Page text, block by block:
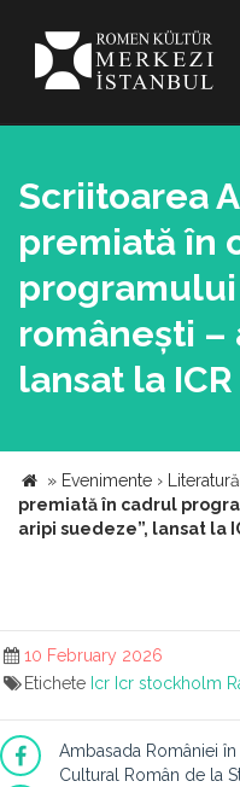
Scriitoarea
premiată în
programului
românești –
lansat la
» Evenimente › Literatură
premiată în cadrul
aripi suedeze”, lansat la
10 February 2026
Etichete Icr Icr stockholm
Ambasada României
Cultural Român de la